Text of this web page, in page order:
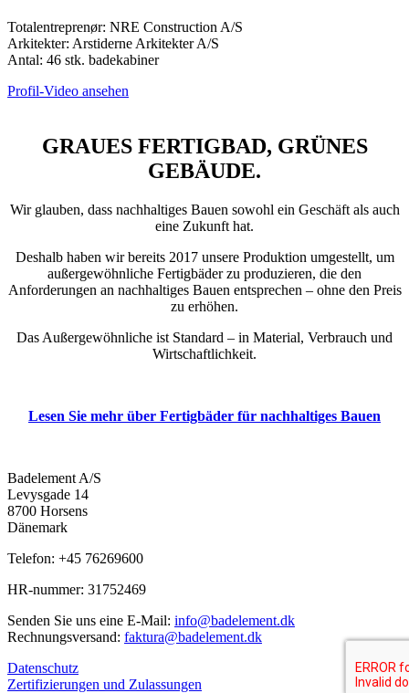
Totalentreprenør: NRE Construction A/S
Arkitekter: Arstiderne Arkitekter A/S
Antal: 46 stk. badekabiner
Profil-Video ansehen
GRAUES FERTIGBAD, GRÜNES
GEBÄUDE.
Wir glauben, dass nachhaltiges Bauen sowohl ein Geschäft als auch
eine Zukunft hat.
Deshalb haben wir bereits 2017 unsere Produktion umgestellt, um
außergewöhnliche Fertigbäder zu produzieren, die den
Anforderungen an nachhaltiges Bauen entsprechen – ohne den Preis
zu erhöhen.
Das Außergewöhnliche ist Standard – in Material, Verbrauch und
Wirtschaftlichkeit.
Lesen Sie mehr über Fertigbäder für nachhaltiges Bauen
Badelement A/S
Levysgade 14
8700 Horsens
Dänemark
Telefon: +45 76269600
HR-nummer: 31752469
Senden Sie uns eine E-Mail: info@badelement.dk
Rechnungsversand: faktura@badelement.dk
Datenschutz
Zertifizierungen und Zulassungen